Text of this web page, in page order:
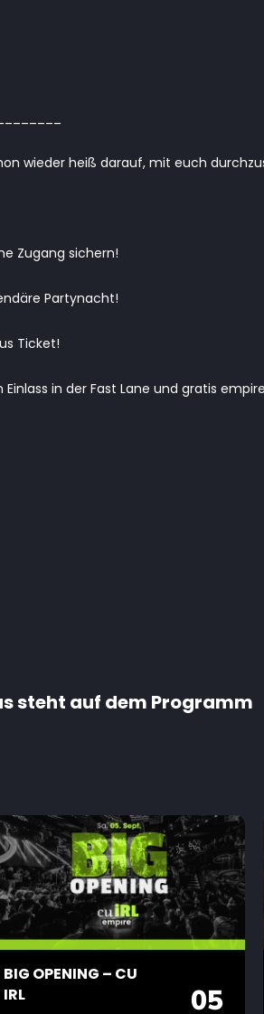
wieder heiß darauf, mit euch
Zugang sichern!
Partynacht!
Ticket!
in der Fast Lane und gratis
steht auf dem Programm
BIG OPENING – CU
IRL
05